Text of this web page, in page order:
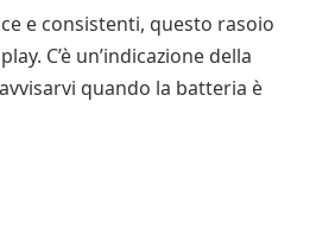
e consistenti, questo rasoio
C’è un’indicazione della
quando la batteria è